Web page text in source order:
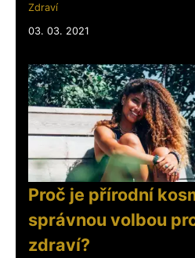
Zdraví
03. 03. 2021
Proč je přírodní
správnou volbou
zdraví?